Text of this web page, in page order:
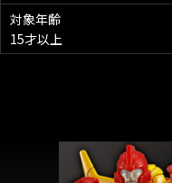
対象年齢
15才以上